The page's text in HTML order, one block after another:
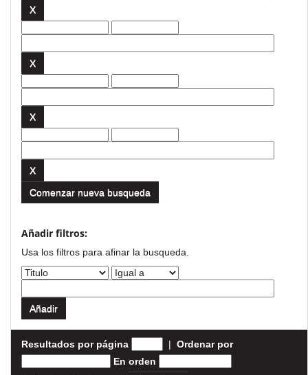
Comenzar nueva busqueda
Añadir filtros:
Usa los filtros para afinar la busqueda.
Resultados por página | Ordenar por
En orden